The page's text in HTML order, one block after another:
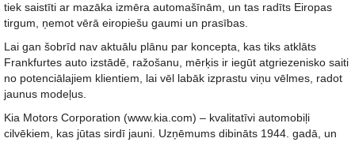
tiek saistīti ar mazāka izmēra automašīnām, un tas radīts Eiropas
tirgum, ņemot vērā eiropiešu gaumi un prasības.
Lai gan šobrīd nav aktuālu plānu par koncepta, kas tiks atklāts
Frankfurtes auto izstādē, ražošanu, mērķis ir iegūt atgriezenisko saiti
no potenciālajiem klientiem, lai vēl labāk izprastu viņu vēlmes, radot
jaunus modeļus.
Kia Motors Corporation (www.kia.com) – kvalitatīvi automobiļi
cilvēkiem, kas jūtas sirdī jauni. Uzņēmums dibināts 1944. gadā, un